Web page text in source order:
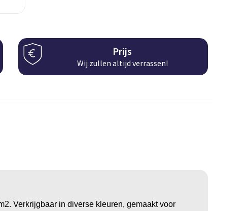
Prijs
Wij zullen altijd verrassen!
Verkrijgbaar in diverse kleuren, gemaakt voor